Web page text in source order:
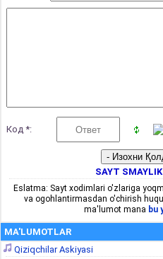
Код *:
SAYT
Eslatma: Sayt xodimlari o'zlariga
va ogohlantirmasdan o'chirish
ma'lumot mana bu
MA'LUMOTLAR
Qiziqchilar Askiyasi